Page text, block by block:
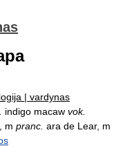
| vardynas
indigo macaw vok.
m pranc. ara de Lear, m